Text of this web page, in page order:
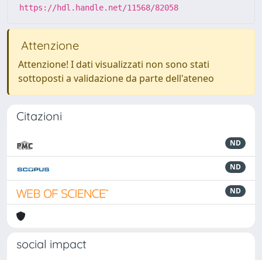
https://hdl.handle.net/11568/82058
Attenzione
Attenzione! I dati visualizzati non sono stati
sottoposti a validazione da parte dell'ateneo
Citazioni
ND
ND
ND
social impact